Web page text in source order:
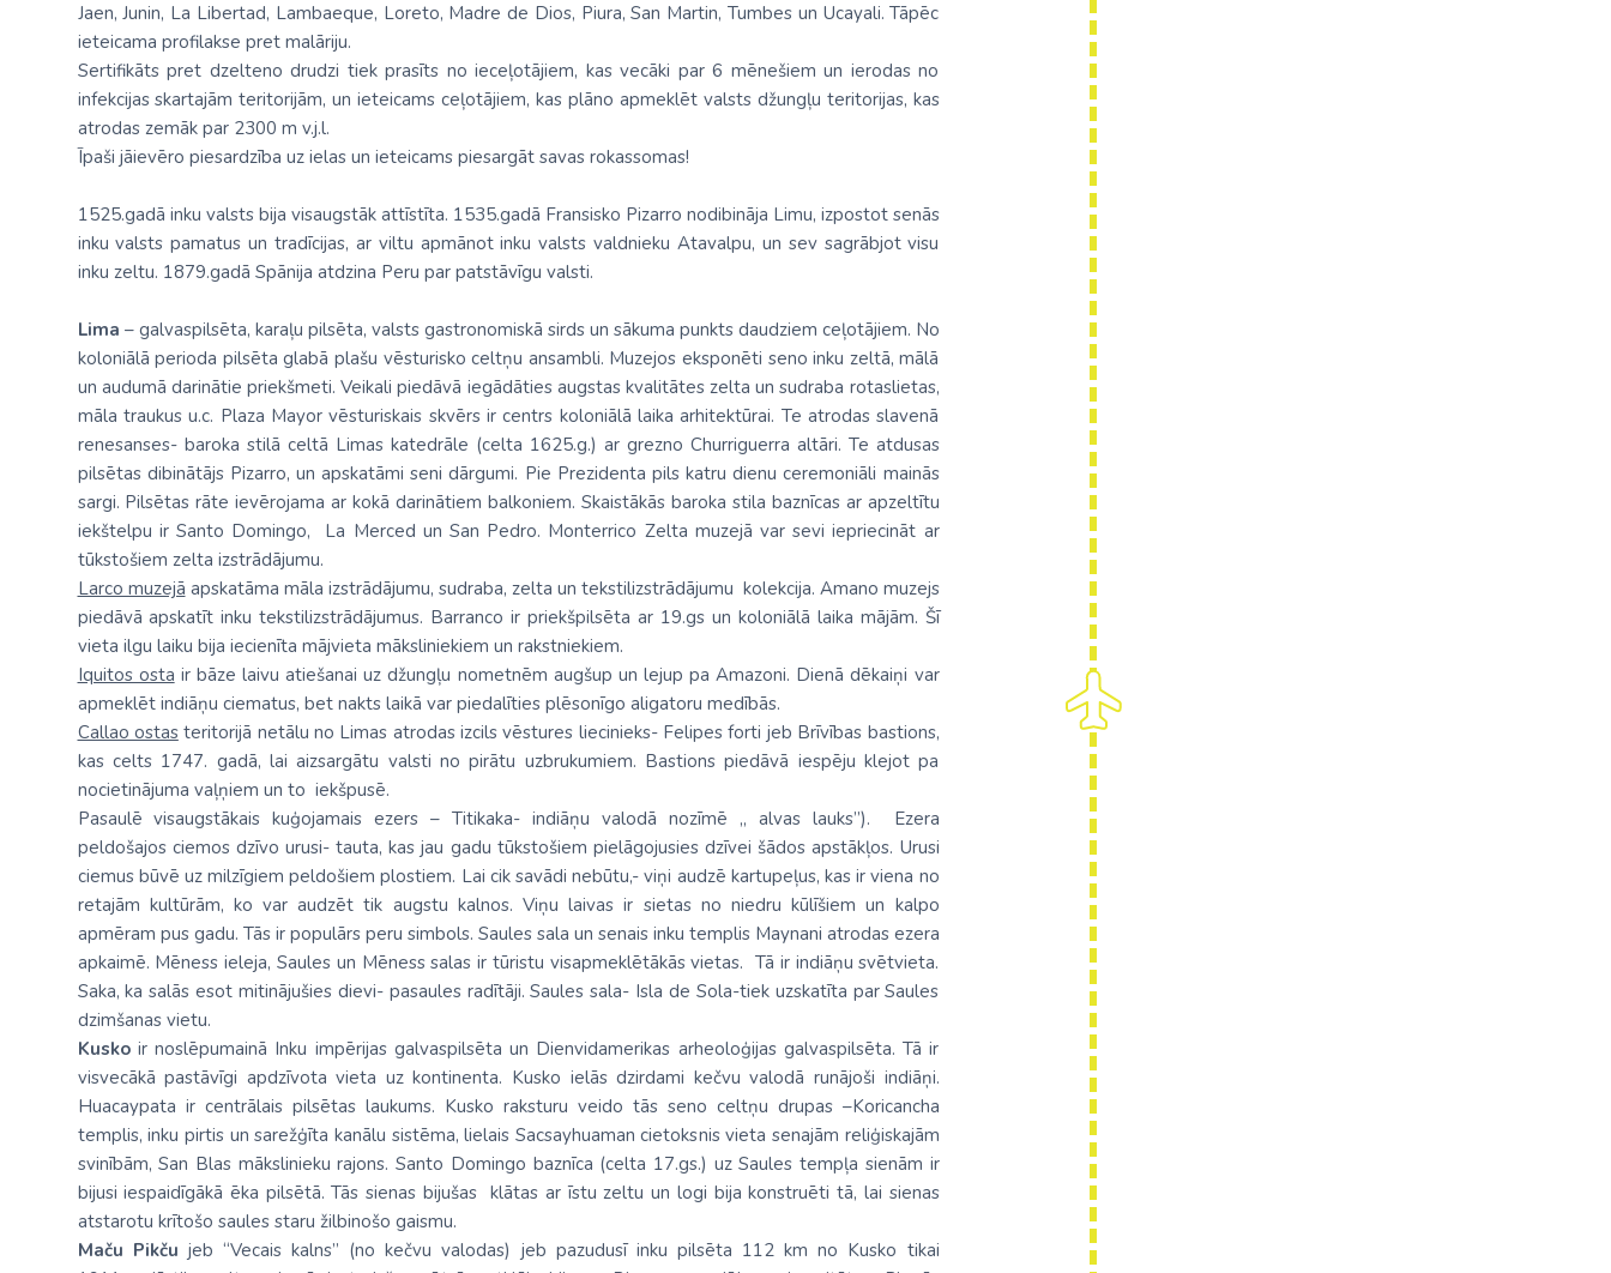
Jaen, Junin, La Libertad, Lambaeque, Loreto, Madre de Dios, Piura, San Martin, Tumbes un Ucayali. Tāpēc
ieteicama profilakse pret malāriju.
Sertifikāts pret dzelteno drudzi tiek prasīts no ieceļotājiem, kas vecāki par 6 mēnešiem un ierodas no
infekcijas skartajām teritorijām, un ieteicams ceļotājiem, kas plāno apmeklēt valsts džungļu teritorijas, kas
atrodas zemāk par 2300 m v.j.l.
Īpaši jāievēro piesardzība uz ielas un ieteicams piesargāt savas rokassomas!
1525.gadā inku valsts bija visaugstāk attīstīta. 1535.gadā Fransisko Pizarro nodibināja Limu, izpostot senās
inku valsts pamatus un tradīcijas, ar viltu apmānot inku valsts valdnieku Atavalpu, un sev sagrābjot visu
inku zeltu. 1879.gadā Spānija atdzina Peru par patstāvīgu valsti.
Lima – galvaspilsēta, karaļu pilsēta, valsts gastronomiskā sirds un sākuma punkts daudziem ceļotājiem. No
koloniālā perioda pilsēta glabā plašu vēsturisko celtņu ansambli. Muzejos eksponēti seno inku zeltā, mālā
un audumā darinātie priekšmeti. Veikali piedāvā iegādāties augstas kvalitātes zelta un sudraba rotaslietas,
māla traukus u.c. Plaza Mayor vēsturiskais skvērs ir centrs koloniālā laika arhitektūrai. Te atrodas slavenā
renesanses- baroka stilā celtā Limas katedrāle (celta 1625.g.) ar grezno Churriguerra altāri. Te atdusas
pilsētas dibinātājs Pizarro, un apskatāmi seni dārgumi. Pie Prezidenta pils katru dienu ceremoniāli mainās
sargi. Pilsētas rāte ievērojama ar kokā darinātiem balkoniem. Skaistākās baroka stila baznīcas ar apzeltītu
iekštelpu ir Santo Domingo, La Merced un San Pedro. Monterrico Zelta muzejā var sevi iepriecināt ar
tūkstošiem zelta izstrādājumu.
Larco muzejā apskatāma māla izstrādājumu, sudraba, zelta un tekstilizstrādājumu kolekcija. Amano muzejs
piedāvā apskatīt inku tekstilizstrādājumus. Barranco ir priekšpilsēta ar 19.gs un koloniālā laika mājām. Šī
vieta ilgu laiku bija iecienīta mājvieta māksliniekiem un rakstniekiem.
Iquitos osta ir bāze laivu atiešanai uz džungļu nometnēm augšup un lejup pa Amazoni. Dienā dēkaiņi var
apmeklēt indiāņu ciematus, bet nakts laikā var piedalīties plēsonīgo aligatoru medībās.
Callao ostasteritorijā netālu no Limas atrodas izcils vēstures liecinieks- Felipes forti jeb Brīvības bastions,
kas celts 1747. gadā, lai aizsargātu valsti no pirātu uzbrukumiem. Bastions piedāvā iespēju klejot pa
nocietinājuma vaļņiem un to iekšpusē.
Pasaulē visaugstākais kuģojamais ezers – Titikaka- indiāņu valodā nozīmē „ alvas lauks”). Ezera
peldošajos ciemos dzīvo urusi- tauta, kas jau gadu tūkstošiem pielāgojusies dzīvei šādos apstākļos. Urusi
ciemus būvē uz milzīgiem peldošiem plostiem. Lai cik savādi nebūtu,- viņi audzē kartupeļus, kas ir viena no
retajām kultūrām, ko var audzēt tik augstu kalnos. Viņu laivas ir sietas no niedru kūlīšiem un kalpo
apmēram pus gadu. Tās ir populārs peru simbols. Saules sala un senais inku templis Maynani atrodas ezera
apkaimē. Mēness ieleja, Saules un Mēness salas ir tūristu visapmeklētākās vietas. Tā ir indiāņu svētvieta.
Saka, ka salās esot mitinājušies dievi- pasaules radītāji. Saules sala- Isla de Sola-tiek uzskatīta par Saules
dzimšanas vietu.
Kuskoir noslēpumainā Inku impērijas galvaspilsēta un Dienvidamerikas arheoloģijas galvaspilsēta. Tā ir
visvecākā pastāvīgi apdzīvota vieta uz kontinenta. Kusko ielās dzirdami kečvu valodā runājoši indiāņi.
Huacaypata ir centrālais pilsētas laukums. Kusko raksturu veido tās seno celtņu drupas –Koricancha
templis, inku pirtis un sarežģīta kanālu sistēma, lielais Sacsayhuaman cietoksnis vieta senajām reliģiskajām
svinībām, San Blas mākslinieku rajons. Santo Domingo baznīca (celta 17.gs.) uz Saules tempļa sienām ir
bijusi iespaidīgākā ēka pilsētā. Tās sienas bijušas klātas ar īstu zeltu un logi bija konstruēti tā, lai sienas
atstarotu krītošo saules staru žilbinošo gaismu.
Maču Pikču jeb “Vecais kalns” (no kečvu valodas) jeb pazudusī inku pilsēta 112 km no Kusko tikai